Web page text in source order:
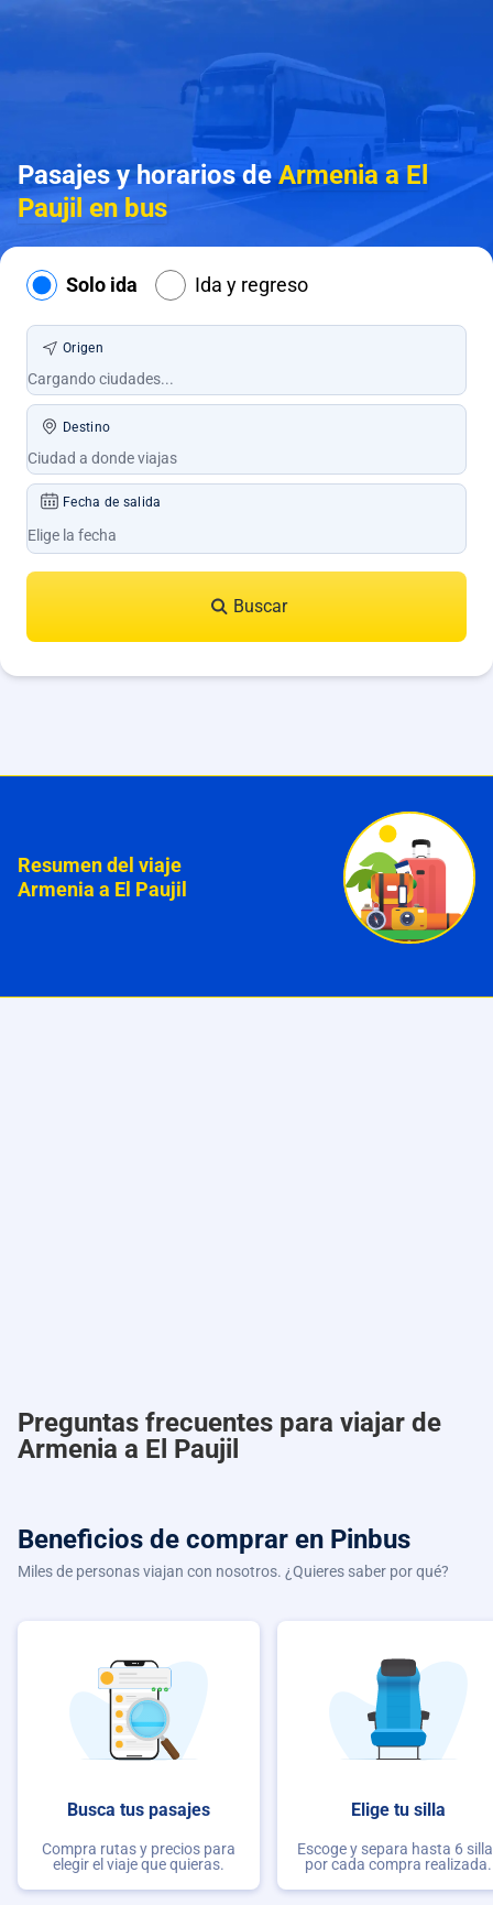
Pasajes y horarios deArmenia a El
Paujil en bus
Solo ida Ida y regreso
Origen
Destino
Fecha de salida
Buscar
Resumen del viaje
Armenia a El Paujil
Preguntas frecuentes para viajar de
Armenia a El Paujil
Beneficios de comprar en Pinbus
Miles de personas viajan con nosotros. ¿Quieres saber por qué?
Busca tus pasajes
Compra rutas y precios para
elegir el viaje que quieras.
Elige tu silla
Escoge y separa hasta 6
por cada compra realizada.